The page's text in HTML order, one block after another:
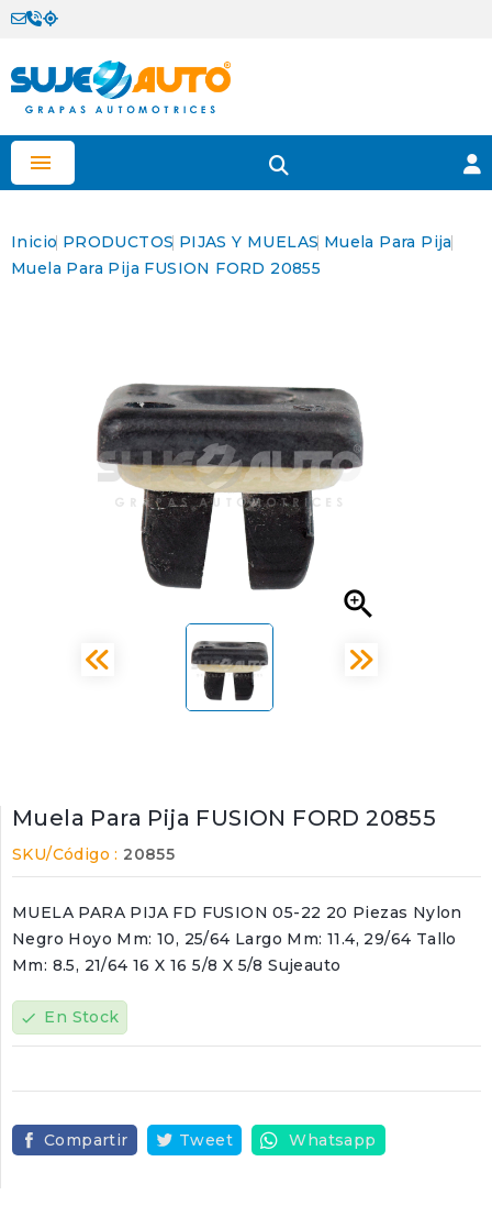

Inicio PRODUCTOS PIJAS Y MUELAS Muela Para Pija
Muela Para Pija FUSION FORD 20855

Muela Para Pija FUSION FORD 20855
SKU/Código : 20855
MUELA PARA PIJA FD FUSION 05-22 20 Piezas Nylon
Negro Hoyo Mm: 10, 25/64 Largo Mm: 11.4, 29/64 Tallo
Mm: 8.5, 21/64 16 X 16 5/8 X 5/8 Sujeauto
check En Stock
Compartir Tweet Whatsapp